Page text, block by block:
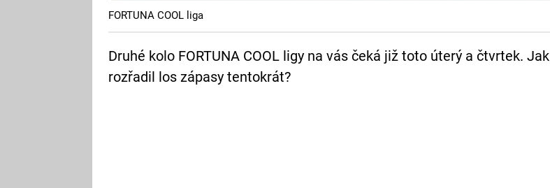
FORTUNA COOL liga
Druhé kolo FORTUNA COOL ligy na vás čeká již toto úterý a čtvrtek. Jak
rozřadil los zápasy tentokrát?